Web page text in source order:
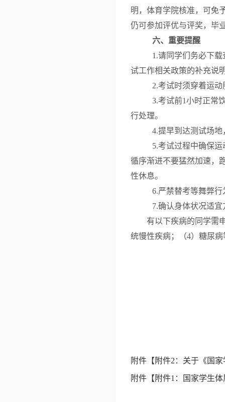
明，体育学院核准，可免
仍可参加评优与评奖，毕
六、重要提醒
1.请同学们务必下
试工作相关政策的补充说
2.考试时须穿着运
3.考试前1小时正常
行处理。
4.提早到达测试场
5.考试过程中确保
循序渐进不要猛然加速，
性休息。
6.严禁替考等舞弊
7.确认身体状况适
有以下疾病的同学需
统慢性疾病；（4）糖尿
附件【 附件2：关于《国
附件【 附件1：国家学生